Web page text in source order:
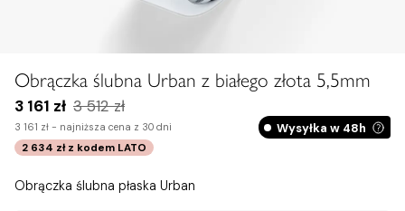
Obrączka ślubna Urban z białego złota 5,5mm
3 161 zł 3 512 zł
3 161 zł - najniższa cena z 30 dni
2 634 zł z kodem LATO
Wysyłka w 48h
Obrączka ślubna płaska Urban